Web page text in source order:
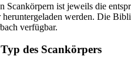
Scankörpern ist jeweils die
heruntergeladen werden. Die
verfügbar.
des Scankörpers